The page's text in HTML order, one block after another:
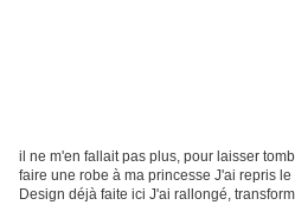
il ne m'en fallait pas plus, pour laisser
faire une robe à ma princesse J'ai repris
Design déjà faite ici J'ai rallongé,